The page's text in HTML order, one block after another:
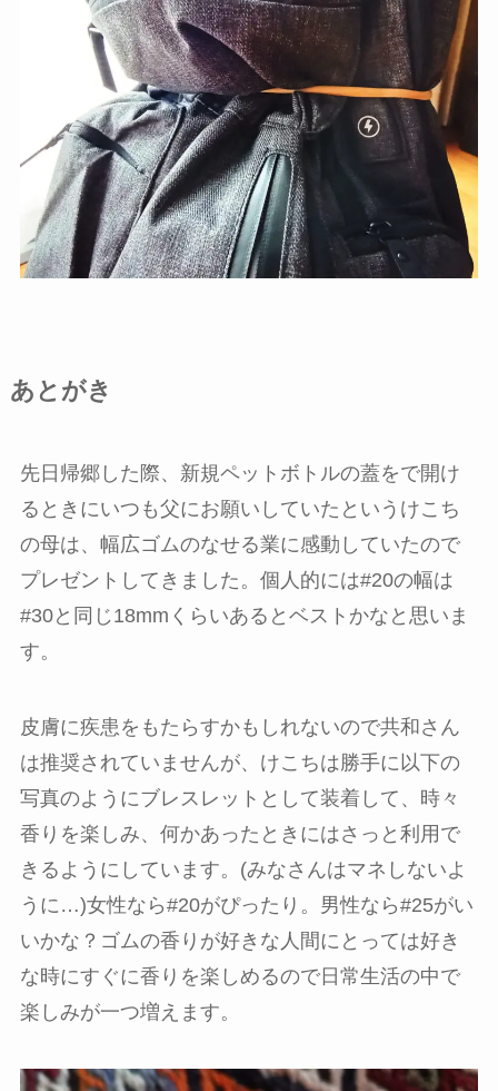
あとがき
先日帰郷した際、新規ペットボトルの蓋をで開け
るときにいつも父にお願いしていたというけこち
の母は、幅広ゴムのなせる業に感動していたので
プレゼントしてきました。個人的には#20の幅は
#30と同じ18mmくらいあるとベストかなと思いま
す。
皮膚に疾患をもたらすかもしれないので共和さん
は推奨されていませんが、けこちは勝手に以下の
写真のようにブレスレットとして装着して、時々
香りを楽しみ、何かあったときにはさっと利用で
きるようにしています。(みなさんはマネしないよ
うに…)女性なら#20がぴったり。男性なら#25がい
いかな？ゴムの香りが好きな人間にとっては好き
な時にすぐに香りを楽しめるので日常生活の中で
楽しみが一つ増えます。